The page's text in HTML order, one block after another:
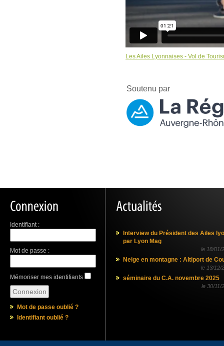
Les Ailes Lyonnaises - Vol de
Identifiant :
Mot de passe :
Mémoriser mes identifiants
Mot de passe oublié ?
Identifiant oublié ?
Interview du Président des Ailes
par Lyon Mag
le 18/01/
Neige en montagne : Altiport de
le 13/12/
séminaire du C.A. novembre 2025
le 30/11/